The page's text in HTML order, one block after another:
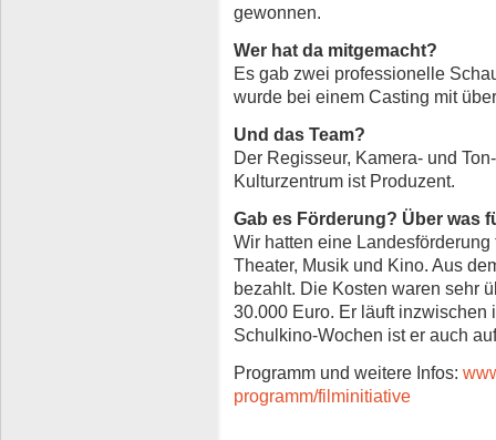
gewonnen.
Wer hat da mitgemacht?
Es gab zwei professionelle
wurde bei einem Casting mit
Und das Team?
Der Regisseur, Kamera- und
Kulturzentrum ist Produzent.
Gab es Förderung? Über was
Wir hatten eine
Theater, Musik und Kino. Aus
bezahlt. Die Kosten waren sehr
30.000 Euro. Er läuft inzwischen
Schulkino-Wochen ist er auch
Programm und weitere Infos:
programm/filminitiative